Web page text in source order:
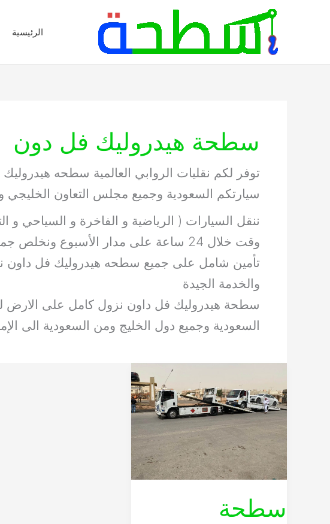
الرئيسية
سطحة هيدروليك فل دون
توفر لكم نقليات الروابي العالمية سطحه
سيارتكم السعودية وجميع مجلس التعاون الخليجي
ننقل السيارات ( الرياضية و الفاخرة و السياحي
وقت خلال 24 ساعة على مدار الأسبوع ونخلص جميع الأجراءات الجمركية لا المركبة .
تأمين شامل على جميع سطحه هيدروليك فل داون
والخدمة الجيدة
سطحة هيدروليك فل داون نزول كامل على الارض
السعودية وجميع دول الخليج ومن السعودية الى
سطحة
هيدروليك
بالرياض
لنقل
السيارات
الحديثة
بأسعار
تنافسية